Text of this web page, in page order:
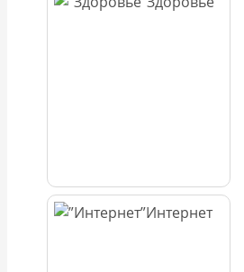
Интернет